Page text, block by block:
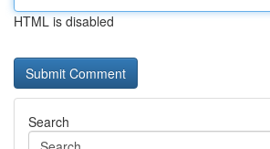
HTML is disabled
Search